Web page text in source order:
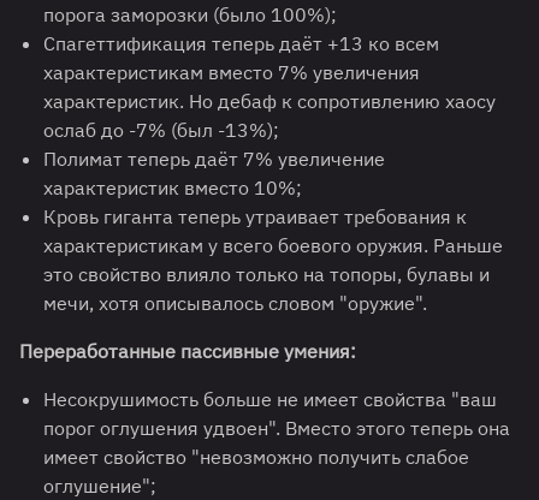
порога заморозки (было 100%);
Спагеттификация теперь даёт +13 ко всем
характеристикам вместо 7% увеличения
характеристик. Но дебаф к сопротивлению хаосу
ослаб до -7% (был -13%);
Полимат теперь даёт 7% увеличение
характеристик вместо 10%;
Кровь гиганта теперь утраивает требования к
характеристикам у всего боевого оружия. Раньше
это свойство влияло только на топоры, булавы и
мечи, хотя описывалось словом "оружие".
Переработанные пассивные умения:
Несокрушимость больше не имеет свойства "ваш
порог оглушения удвоен". Вместо этого теперь она
имеет свойство "невозможно получить слабое
оглушение";